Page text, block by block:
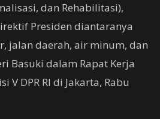
dan Rehabilitasi),
Presiden diantaranya
jalan daerah, air minum, dan
Basuki dalam Rapat Kerja
V DPR RI di Jakarta, Rabu